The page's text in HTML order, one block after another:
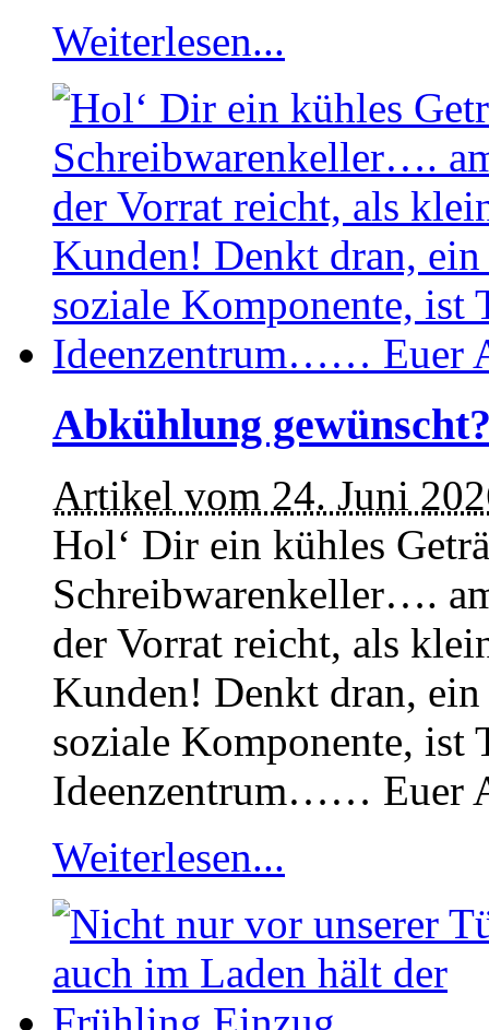
Weiterlesen...
Abkühlung
Artikel vom 24. Juni
Hol‘ Dir ein kühles
Schreibwarenkeller….
der Vorrat reicht, als
Kunden! Denkt dran,
soziale Komponente, ist
Ideenzentrum…… Euer
Weiterlesen...